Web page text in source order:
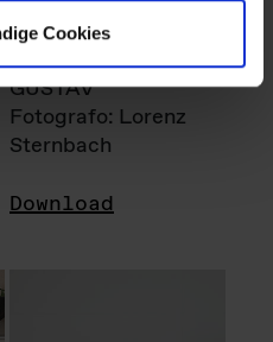
Cookies
GUSTAV
Fotografo: Lorenz
Sternbach
Download